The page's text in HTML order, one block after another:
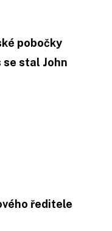
pobočky
stal John
ředitele